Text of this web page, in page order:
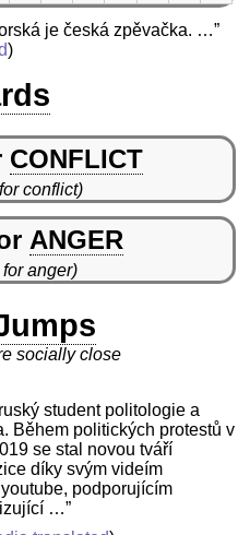
je česká zpěvačka. …”
)
CONFLICT
conflict)
ANGER
anger)
socially close
student politologie a
Během politických protestů v
se stal novou tváří
díky svým videím
podporujícím
…”